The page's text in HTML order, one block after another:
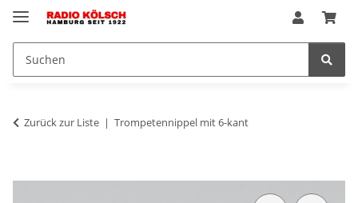
Zurück zur Liste Trompetennippel mit 6-kant